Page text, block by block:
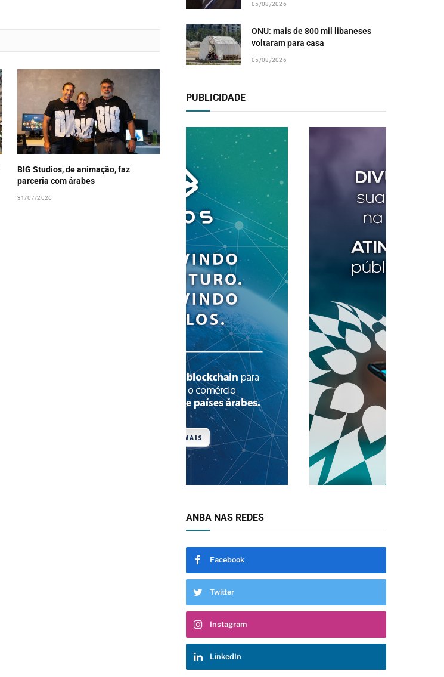
BIG Studios, de animação, faz
parceria com árabes
31/07/2026
05/08/2026
ONU: mais de 800 mil libaneses
voltaram para casa
05/08/2026
PUBLICIDADE
ANBA NAS REDES
Facebook
Twitter
Instagram
LinkedIn